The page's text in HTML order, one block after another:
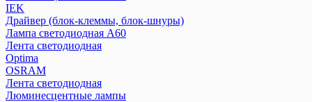
IEK
Драйвер (блок-клеммы, блок-шнуры)
Лампа светодиодная А60
Лента светодиодная
Optima
OSRAM
Лента светодиодная
Люминесцентные лампы